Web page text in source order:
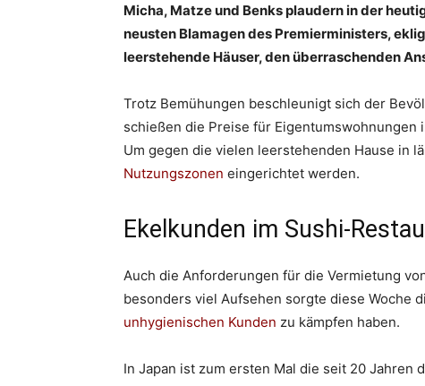
Micha, Matze und Benks plaudern in der
neusten Blamagen des Premierministers,
leerstehende Häuser, den überraschenden
Trotz Bemühungen beschleunigt sich der
schießen die Preise für Eigentumswohnungen
Um gegen die vielen leerstehenden Hause in
Nutzungszonen eingerichtet werden.
Ekelkunden im Sushi-
Auch die Anforderungen für die Vermietung
besonders viel Aufsehen sorgte diese Woche
unhygienischen Kunden zu kämpfen haben.
In Japan ist zum ersten Mal die seit 20 Jahren